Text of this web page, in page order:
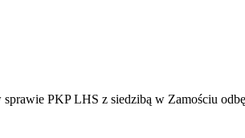
PKP LHS z siedzibą w Zamościu